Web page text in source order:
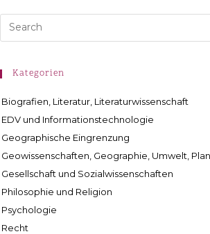
Kategorien
Biografien, Literatur, Literaturwissenschaft
EDV und Informationstechnologie
Geographische Eingrenzung
Geowissenschaften, Geographie, Umwelt,
Gesellschaft und Sozialwissenschaften
Philosophie und Religion
Psychologie
Recht